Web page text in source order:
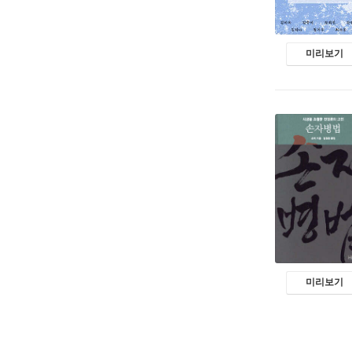
미리보기
미리보기